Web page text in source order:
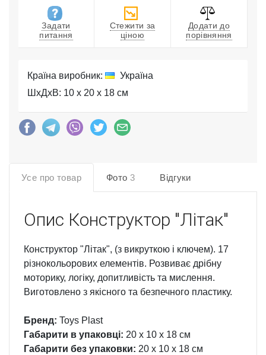
Задати
питання
Стежити за
ціною
Додати до
порівняння
Країна виробник:
Україна
ШхДхВ: 10 x 20 x 18 см
Усе про товар Фото 3 Відгуки
Опис Конструктор "Літак"
Конструктор "Літак", (з викруткою і ключем). 17
різнокольорових елементів. Розвиває дрібну
моторику, логіку, допитливість та мислення.
Виготовлено з якісного та безпечного пластику.
Бренд: Toys Plast
Габарити в упаковці: 20 x 10 x 18 см
Габарити без упаковки: 20 x 10 x 18 см